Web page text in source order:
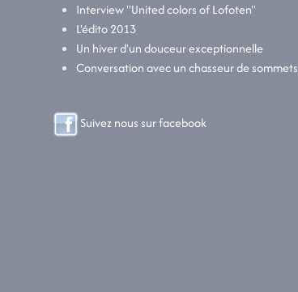
Interview "United colors of Lofoten"
L'édito 2013
Un hiver d'un douceur exceptionnelle
Conversation avec un chasseur de sommets
Suivez nous sur facebook